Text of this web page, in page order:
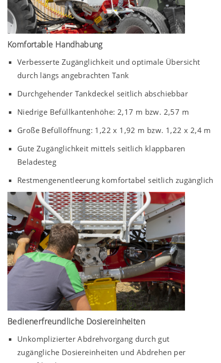
Komfortable Handhabung
Verbesserte Zugänglichkeit und optimale Übersicht
durch längs angebrachten Tank
Durchgehender Tankdeckel seitlich abschiebbar
Niedrige Befüllkantenhöhe: 2,17 m bzw. 2,57 m
Große Befüllöffnung: 1,22 x 1,92 m bzw. 1,22 x 2,4 m
Gute Zugänglichkeit mittels seitlich klappbaren
Beladesteg
Restmengenentleerung komfortabel seitlich zugänglich
Bedienerfreundliche Dosiereinheiten
Unkomplizierter Abdrehvorgang durch gut
zugängliche Dosiereinheiten und Abdrehen per